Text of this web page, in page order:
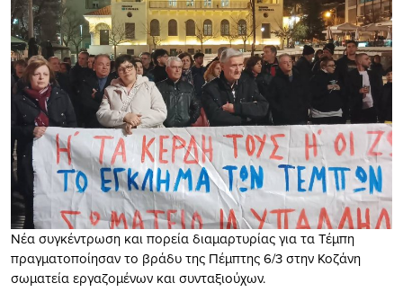
Νέα συγκέντρωση και πορεία διαμαρτυρίας για τα Τέμπη
πραγματοποίησαν το βράδυ της Πέμπτης 6/3 στην Κοζάνη
σωματεία εργαζομένων και συνταξιούχων.